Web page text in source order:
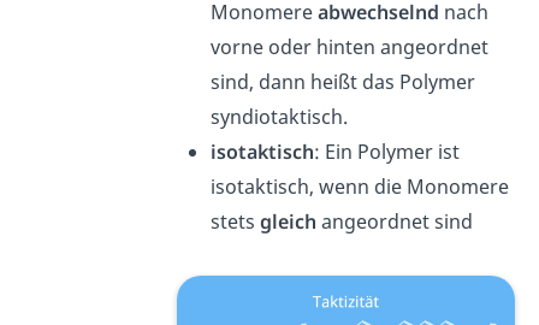
Monomereabwechselnd nach
vorne oder hinten angeordnet
sind, dann heißt das Polymer
syndiotaktisch.
isotaktisch: Ein Polymer ist
isotaktisch, wenn die Monomere
stetsgleich angeordnet sind